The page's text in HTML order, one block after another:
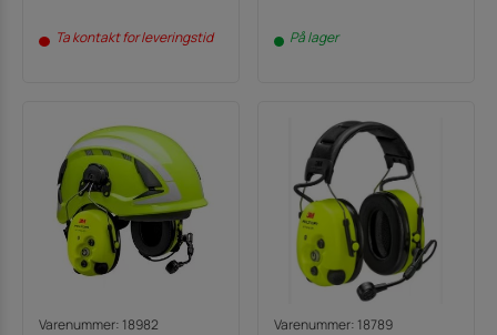
Ta kontakt for leveringstid På lager
Varenummer: 18982
Varenummer: 18789